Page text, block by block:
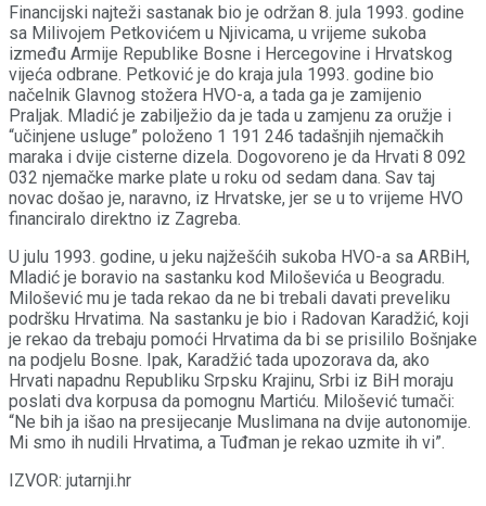
Financijski najteži sastanak bio je održan 8. jula 1993. godine
sa Milivojem Petkovićem u Njivicama, u vrijeme sukoba
između Armije Republike Bosne i Hercegovine i Hrvatskog
vijeća odbrane. Petković je do kraja jula 1993. godine bio
načelnik Glavnog stožera HVO-a, a tada ga je zamijenio
Praljak. Mladić je zabilježio da je tada u zamjenu za oružje i
“učinjene usluge” položeno 1 191 246 tadašnjih njemačkih
maraka i dvije cisterne dizela. Dogovoreno je da Hrvati 8 092
032 njemačke marke plate u roku od sedam dana. Sav taj
novac došao je, naravno, iz Hrvatske, jer se u to vrijeme HVO
financiralo direktno iz Zagreba.
U julu 1993. godine, u jeku najžešćih sukoba HVO-a sa ARBiH,
Mladić je boravio na sastanku kod Miloševića u Beogradu.
Milošević mu je tada rekao da ne bi trebali davati preveliku
podršku Hrvatima. Na sastanku je bio i Radovan Karadžić, koji
je rekao da trebaju pomoći Hrvatima da bi se prisililo Bošnjake
na podjelu Bosne. Ipak, Karadžić tada upozorava da, ako
Hrvati napadnu Republiku Srpsku Krajinu, Srbi iz BiH moraju
poslati dva korpusa da pomognu Martiću. Milošević tumači:
“Ne bih ja išao na presijecanje Muslimana na dvije autonomije.
Mi smo ih nudili Hrvatima, a Tuđman je rekao uzmite ih vi”.
IZVOR: jutarnji.hr